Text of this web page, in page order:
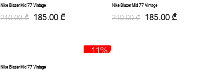
Nike Blazer Mid 77 Vintage
210.00₾ 185.00 ₾
Nike Blazer Mid 77 Vintage
210.00₾ 185.00 ₾
-11%
Nike Blazer Mid 77 Vintage